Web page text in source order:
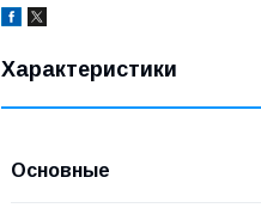
Характеристики
Основные